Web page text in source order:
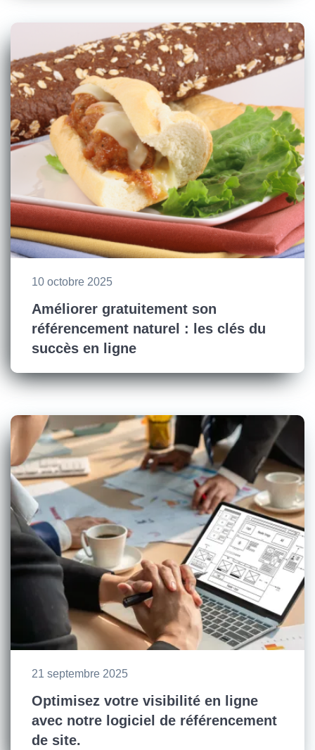
10 octobre 2025
Améliorer gratuitement son
référencement naturel : les clés du
succès en ligne
21 septembre 2025
Optimisez votre visibilité en ligne
avec notre logiciel de référencement
de site.